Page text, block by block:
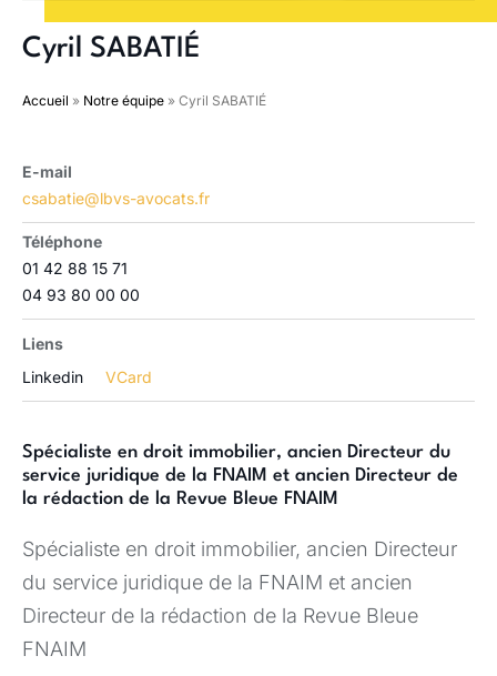
Cyril SABATIÉ
Accueil » Notre équipe » Cyril SABATIÉ
E-mail
csabatie@lbvs-avocats.fr
Téléphone
01 42 88 15 71
04 93 80 00 00
Liens
Linkedin
VCard
Spécialiste en droit immobilier, ancien Directeur du
service juridique de la FNAIM et ancien Directeur de
la rédaction de la Revue Bleue FNAIM
Spécialiste en droit immobilier, ancien Directeur
du service juridique de la FNAIM et ancien
Directeur de la rédaction de la Revue Bleue
FNAIM